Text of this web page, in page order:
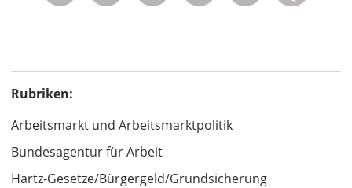
Rubriken:
Arbeitsmarkt und Arbeitsmarktpolitik
Bundesagentur für Arbeit
Hartz-Gesetze/Bürgergeld/Grundsicherung